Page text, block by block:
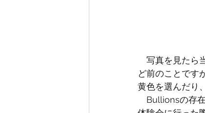
写真を見たら
ど前のことです
黄色を選んだり
Bullionsの存在